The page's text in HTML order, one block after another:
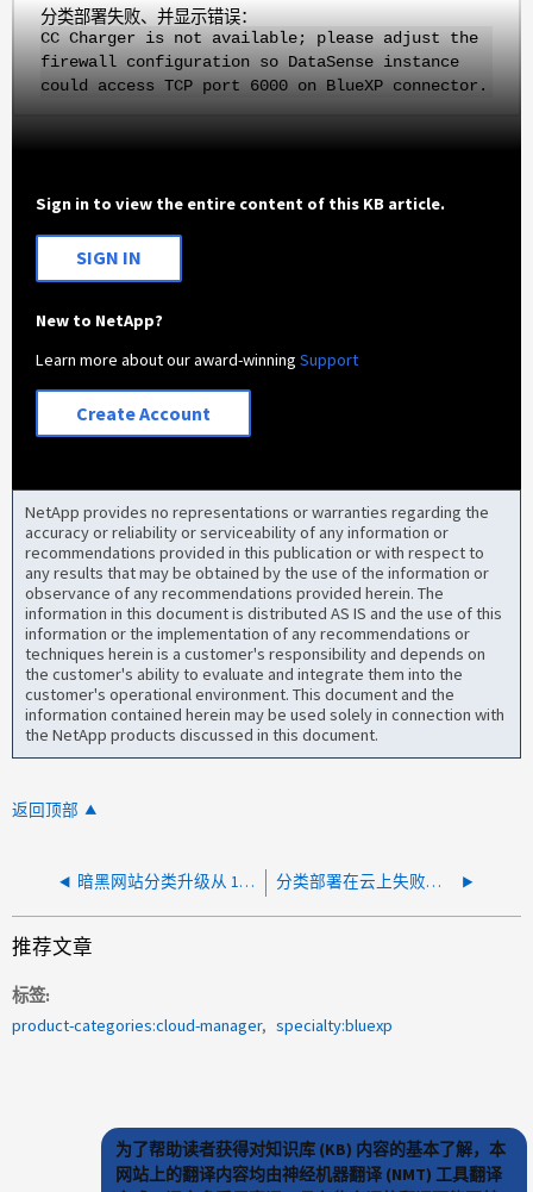
分类部署失败、并显示错误：
CC Charger is not available; please adjust the
firewall configuration so DataSense instance
could access TCP port 6000 on BlueXP connector.
Sign in to view the entire content of this KB article.
SIGN IN
New to NetApp?
Learn more about our award-winningSupport
Create Account
NetApp provides no representations or warranties regarding the
accuracy or reliability or serviceability of any information or
recommendations provided in this publication or with respect to
any results that may be obtained by the use of the information or
observance of any recommendations provided herein. The
information in this document is distributed AS IS and the use of this
information or the implementation of any recommendations or
techniques herein is a customer's responsibility and depends on
the customer's ability to evaluate and integrate them into the
customer's operational environment. This document and the
information contained herein may be used solely in connection with
the NetApp products discussed in this document.
返回顶部
暗黑网站分类升级从 1.39 到 1.41 卡在待处理状态 分类部署在云上失败，出现错误：部署超时
推荐文章
标签
product-categories:cloud-manager
specialty:bluexp
为了帮助读者获得对知识库 (KB) 内容的基本了解，本
网站上的翻译内容均由神经机器翻译 (NMT) 工具翻译